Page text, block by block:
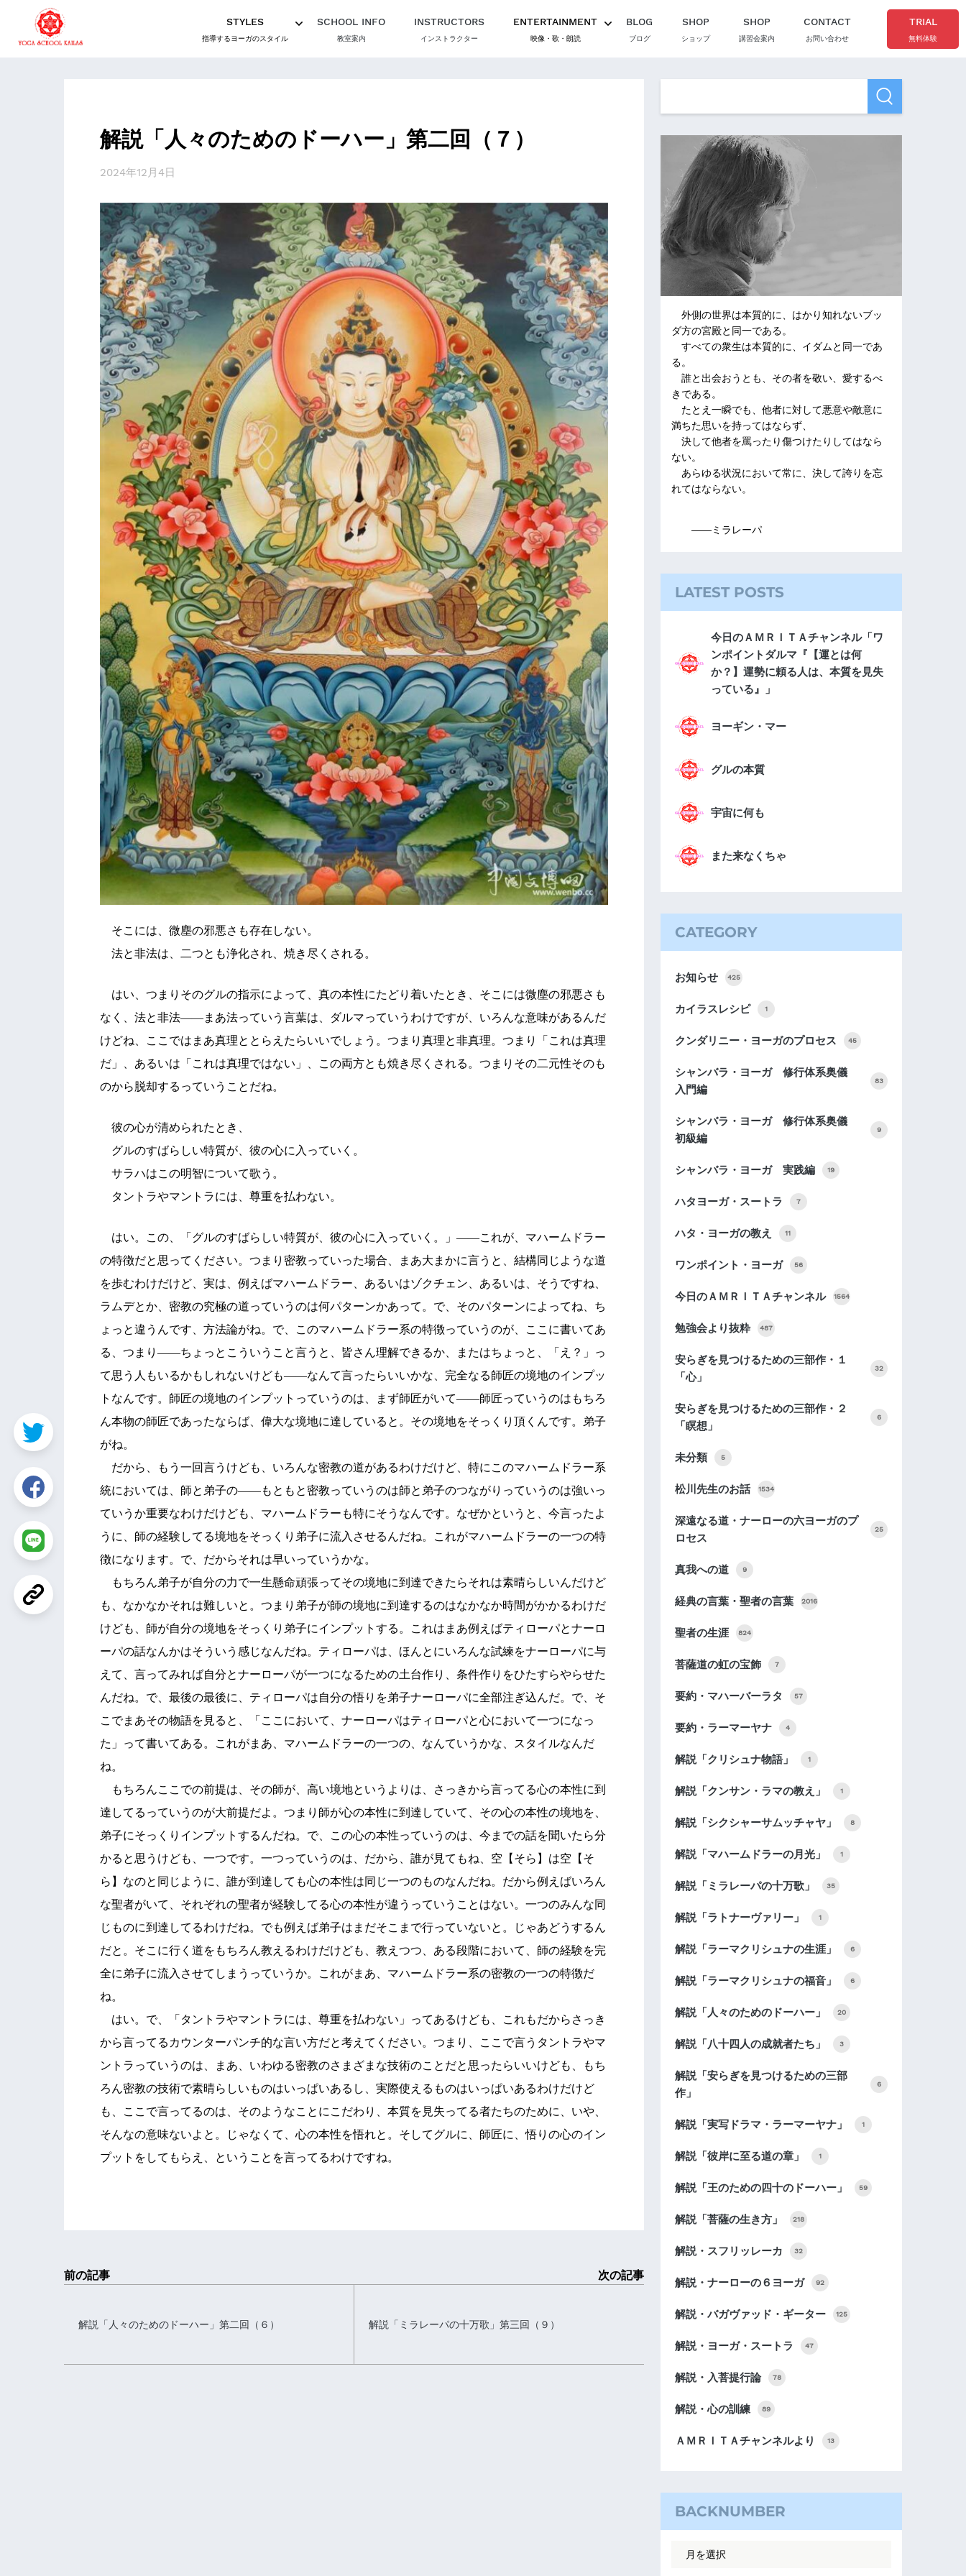
STYLES
指導するヨーガのスタイル
SCHOOL INFO
教室案内
INSTRUCTORS
インストラクター
ENTERTAINMENT
映像・歌・朗読
BLOG
ブログ
SHOP
ショップ
SHOP
講習会案内
CONTACT
お問い合わせ
TRIAL
無料体験
解説「人々のためのドーハー」第二回（７）
2024年12月4日
そこには、微塵の邪悪さも存在しない。
法と非法は、二つとも浄化され、焼き尽くされる。
はい、つまりそのグルの指示によって、真の本性にたどり着いたとき、そこには微塵の邪悪さも
なく、法と非法――まあ法っていう言葉は、ダルマっていうわけですが、いろんな意味があるんだ
けどね、ここではまあ真理ととらえたらいいでしょう。つまり真理と非真理。つまり「これは真理
だ」、あるいは「これは真理ではない」、この両方とも焼き尽くされる。つまりその二元性そのも
のから脱却するっていうことだね。
彼の心が清められたとき、
グルのすばらしい特質が、彼の心に入っていく。
サラハはこの明智について歌う。
タントラやマントラには、尊重を払わない。
はい。この、「グルのすばらしい特質が、彼の心に入っていく。」――これが、マハームドラー
の特徴だと思ってください。つまり密教っていった場合、まあ大まかに言うと、結構同じような道
を歩むわけだけど、実は、例えばマハームドラー、あるいはゾクチェン、あるいは、そうですね、
ラムデとか、密教の究極の道っていうのは何パターンかあって。で、そのパターンによってね、ち
ょっと違うんです、方法論がね。で、このマハームドラー系の特徴っていうのが、ここに書いてあ
る、つまり――ちょっとこういうこと言うと、皆さん理解できるか、またはちょっと、「え？」っ
て思う人もいるかもしれないけども――なんて言ったらいいかな、完全なる師匠の境地のインプッ
トなんです。師匠の境地のインプットっていうのは、まず師匠がいて――師匠っていうのはもちろ
ん本物の師匠であったならば、偉大な境地に達していると。その境地をそっくり頂くんです。弟子
がね。
だから、もう一回言うけども、いろんな密教の道があるわけだけど、特にこのマハームドラー系
統においては、師と弟子の――もともと密教っていうのは師と弟子のつながりっていうのは強いっ
ていうか重要なわけだけども、マハームドラーも特にそうなんです。なぜかというと、今言ったよ
うに、師の経験してる境地をそっくり弟子に流入させるんだね。これがマハームドラーの一つの特
徴になります。で、だからそれは早いっていうかな。
もちろん弟子が自分の力で一生懸命頑張ってその境地に到達できたらそれは素晴らしいんだけど
も、なかなかそれは難しいと。つまり弟子が師の境地に到達するのはなかなか時間がかかるわけだ
けども、師が自分の境地をそっくり弟子にインプットする。これはまあ例えばティローパとナーロ
ーパの話なんかはそういう感じなんだね。ティローパは、ほんとにいろんな試練をナーローパに与
えて、言ってみれば自分とナーローパが一つになるための土台作り、条件作りをひたすらやらせた
んだね。で、最後の最後に、ティローパは自分の悟りを弟子ナーローパに全部注ぎ込んだ。で、そ
こでまあその物語を見ると、「ここにおいて、ナーローパはティローパと心において一つになっ
た」って書いてある。これがまあ、マハームドラーの一つの、なんていうかな、スタイルなんだ
ね。
もちろんここでの前提は、その師が、高い境地というよりは、さっきから言ってる心の本性に到
達してるっていうのが大前提だよ。つまり師が心の本性に到達していて、その心の本性の境地を、
弟子にそっくりインプットするんだね。で、この心の本性っていうのは、今までの話を聞いたら分
かると思うけども、一つです。一つっていうのは、だから、誰が見てもね、空【そら】は空【そ
ら】なのと同じように、誰が到達しても心の本性は同じ一つのものなんだね。だから例えばいろん
な聖者がいて、それぞれの聖者が経験してる心の本性が違うっていうことはない。一つのみんな同
じものに到達してるわけだね。でも例えば弟子はまだそこまで行っていないと。じゃあどうするん
だと。そこに行く道をもちろん教えるわけだけども、教えつつ、ある段階において、師の経験を完
全に弟子に流入させてしまうっていうか。これがまあ、マハームドラー系の密教の一つの特徴だ
ね。
はい。で、「タントラやマントラには、尊重を払わない」ってあるけども、これもだからさっき
から言ってるカウンターパンチ的な言い方だと考えてください。つまり、ここで言うタントラやマ
ントラっていうのは、まあ、いわゆる密教のさまざまな技術のことだと思ったらいいけども、もち
ろん密教の技術で素晴らしいものはいっぱいあるし、実際使えるものはいっぱいあるわけだけど
も、ここで言ってるのは、そのようなことにこだわり、本質を見失ってる者たちのために、いや、
そんなの意味ないよと。じゃなくて、心の本性を悟れと。そしてグルに、師匠に、悟りの心のイン
プットをしてもらえ、ということを言ってるわけですね。
前の記事
解説「人々のためのドーハー」第二回（６）
次の記事
解説「ミラレーパの十万歌」第三回（９）
外側の世界は本質的に、はかり知れないブッ
ダ方の宮殿と同一である。
すべての衆生は本質的に、イダムと同一であ
る。
誰と出会おうとも、その者を敬い、愛するべ
きである。
たとえ一瞬でも、他者に対して悪意や敵意に
満ちた思いを持ってはならず、
決して他者を罵ったり傷つけたりしてはなら
ない。
あらゆる状況において常に、決して誇りを忘
れてはならない。
――ミラレーパ
LATEST POSTS
今日のＡＭＲＩＴＡチャンネル「ワ
ンポイントダルマ『【運とは何
か？】運勢に頼る人は、本質を見失
っている』」
ヨーギン・マー
グルの本質
宇宙に何も
また来なくちゃ
CATEGORY
お知らせ 425
カイラスレシピ 1
クンダリニー・ヨーガのプロセス 45
シャンバラ・ヨーガ 修行体系奥儀
入門編
83
シャンバラ・ヨーガ 修行体系奥儀
初級編
9
シャンバラ・ヨーガ 実践編 19
ハタヨーガ・スートラ 7
ハタ・ヨーガの教え 11
ワンポイント・ヨーガ 56
今日のＡＭＲＩＴＡチャンネル 1564
勉強会より抜粋 487
安らぎを見つけるための三部作・１
「心」
32
安らぎを見つけるための三部作・２
「瞑想」
6
未分類 5
松川先生のお話 1534
深遠なる道・ナーローの六ヨーガのプ
ロセス
25
真我への道 9
経典の言葉・聖者の言葉 2016
聖者の生涯 824
菩薩道の虹の宝飾 7
要約・マハーバーラタ 57
要約・ラーマーヤナ 4
解説「クリシュナ物語」 1
解説「クンサン・ラマの教え」 1
解説「シクシャーサムッチャヤ」 8
解説「マハームドラーの月光」 1
解説「ミラレーパの十万歌」 35
解説「ラトナーヴァリー」 1
解説「ラーマクリシュナの生涯」 6
解説「ラーマクリシュナの福音」 6
解説「人々のためのドーハー」 20
解説「八十四人の成就者たち」 3
解説「安らぎを見つけるための三部
作」
6
解説「実写ドラマ・ラーマーヤナ」 1
解説「彼岸に至る道の章」 1
解説「王のための四十のドーハー」 59
解説「菩薩の生き方」 218
解説・スフリッレーカ 32
解説・ナーローの６ヨーガ 92
解説・バガヴァッド・ギーター 125
解説・ヨーガ・スートラ 47
解説・入菩提行論 78
解説・心の訓練 89
ＡＭＲＩＴＡチャンネルより 13
BACKNUMBER